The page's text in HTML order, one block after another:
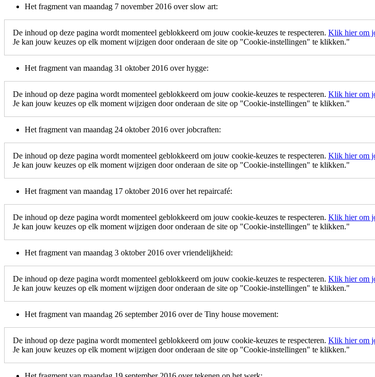
Het fragment van maandag 7 november 2016 over slow art:
De inhoud op deze pagina wordt momenteel geblokkeerd om jouw cookie-keuzes te respecteren. Klik hier om
Je kan jouw keuzes op elk moment wijzigen door onderaan de site op "Cookie-instellingen" te klikken."
Het fragment van maandag 31 oktober 2016 over hygge:
De inhoud op deze pagina wordt momenteel geblokkeerd om jouw cookie-keuzes te respecteren. Klik hier om
Je kan jouw keuzes op elk moment wijzigen door onderaan de site op "Cookie-instellingen" te klikken."
Het fragment van maandag 24 oktober 2016 over jobcraften:
De inhoud op deze pagina wordt momenteel geblokkeerd om jouw cookie-keuzes te respecteren. Klik hier om
Je kan jouw keuzes op elk moment wijzigen door onderaan de site op "Cookie-instellingen" te klikken."
Het fragment van maandag 17 oktober 2016 over het repaircafé:
De inhoud op deze pagina wordt momenteel geblokkeerd om jouw cookie-keuzes te respecteren. Klik hier om
Je kan jouw keuzes op elk moment wijzigen door onderaan de site op "Cookie-instellingen" te klikken."
Het fragment van maandag 3 oktober 2016 over vriendelijkheid:
De inhoud op deze pagina wordt momenteel geblokkeerd om jouw cookie-keuzes te respecteren. Klik hier om
Je kan jouw keuzes op elk moment wijzigen door onderaan de site op "Cookie-instellingen" te klikken."
Het fragment van maandag 26 september 2016 over de Tiny house movement:
De inhoud op deze pagina wordt momenteel geblokkeerd om jouw cookie-keuzes te respecteren. Klik hier om
Je kan jouw keuzes op elk moment wijzigen door onderaan de site op "Cookie-instellingen" te klikken."